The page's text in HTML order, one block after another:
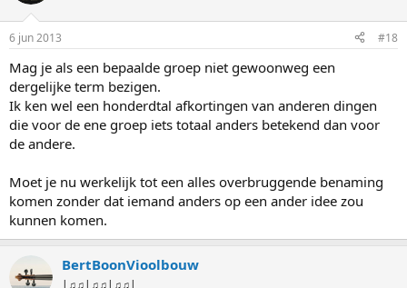
6 jun 2013 #18
Mag je als een bepaalde groep niet gewoonweg een
dergelijke term bezigen.
Ik ken wel een honderdtal afkortingen van anderen dingen
die voor de ene groep iets totaal anders betekend dan voor
de andere.
Moet je nu werkelijk tot een alles overbruggende benaming
komen zonder dat iemand anders op een ander idee zou
kunnen komen.
BertBoonVioolbouw
|♫♫|♫♫|♫♫|